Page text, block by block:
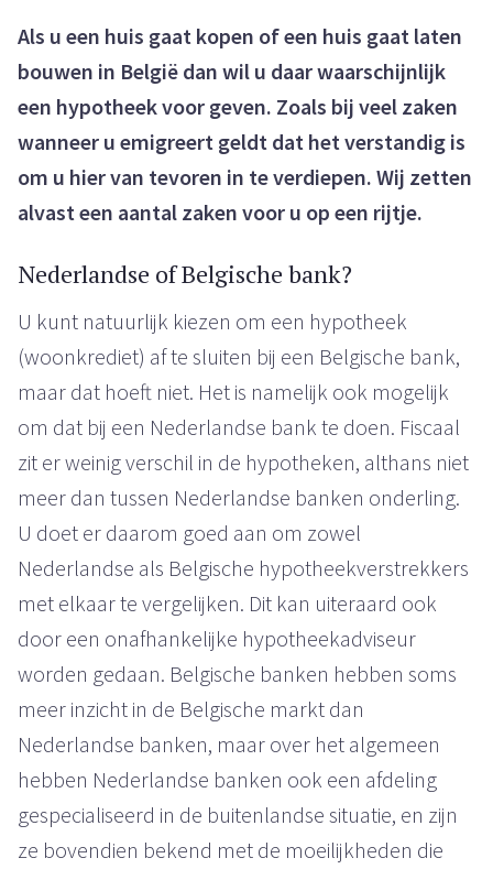
Als u een huis gaat kopen of een huis gaat laten
bouwen in België dan wil u daar waarschijnlijk
een hypotheek voor geven. Zoals bij veel zaken
wanneer u emigreert geldt dat het verstandig is
om u hier van tevoren in te verdiepen. Wij zetten
alvast een aantal zaken voor u op een rijtje.
Nederlandse of Belgische bank?
U kunt natuurlijk kiezen om een hypotheek
(woonkrediet) af te sluiten bij een Belgische bank,
maar dat hoeft niet. Het is namelijk ook mogelijk
om dat bij een Nederlandse bank te doen. Fiscaal
zit er weinig verschil in de hypotheken, althans niet
meer dan tussen Nederlandse banken onderling.
U doet er daarom goed aan om zowel
Nederlandse als Belgische hypotheekverstrekkers
met elkaar te vergelijken. Dit kan uiteraard ook
door een onafhankelijke hypotheekadviseur
worden gedaan. Belgische banken hebben soms
meer inzicht in de Belgische markt dan
Nederlandse banken, maar over het algemeen
hebben Nederlandse banken ook een afdeling
gespecialiseerd in de buitenlandse situatie, en zijn
ze bovendien bekend met de moeilijkheden die